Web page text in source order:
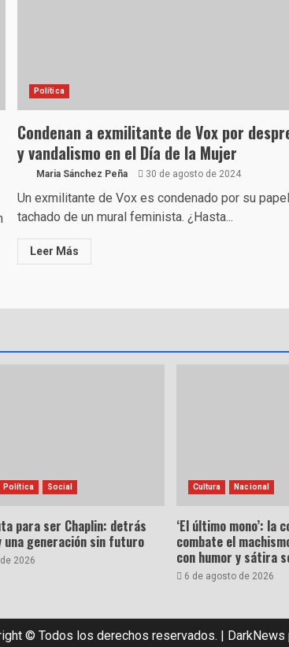
Política
Condenan a exmilitante de Vox por
y vandalismo en el Día de la Mujer
Maria Sánchez Peña 30 de agosto de 2024
Un exmilitante de Vox es condenado por su
tachado de un mural feminista. ¿Hasta...
Leer Más
Política Social
para ser Chaplin: detrás
una generación sin futuro
2026
Cultura Nacional
‘El último mono’: la
combate el
con humor y sátira
6 de agosto de 2026
© Todos los derechos reservados. | DarkNews